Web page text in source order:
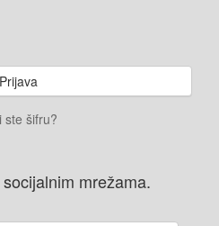
ste šifru?
mrežama.